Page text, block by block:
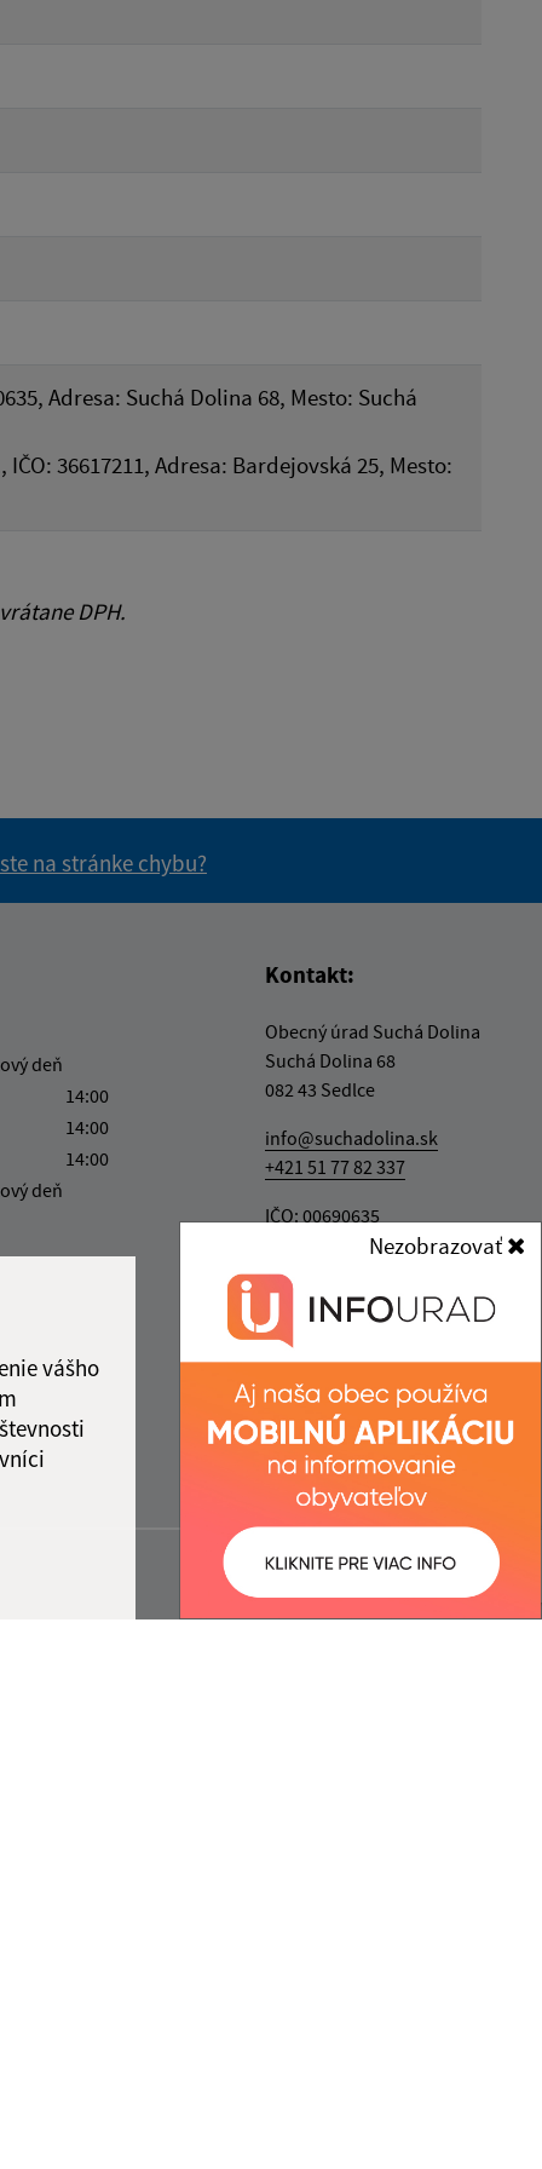
vášho
Nezobrazovať
Adresa: Suchá Dolina 68, Mesto: Suchá
36617211, Adresa: Bardejovská 25, Mesto:
DPH.
na stránke chybu?
deň
14:00
14:00
14:00
deň
Kontakt:
Obecný úrad Suchá Dolina
Suchá Dolina 68
082 43 Sedlce
info@suchadolina.sk
+421 51 77 82 337
IČO: 00690635